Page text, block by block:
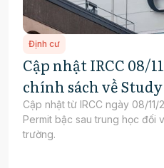
Định cư
Cập nhật IRCC 08/
chính sách về
Cập nhật từ IRCC ngày 08/
Permit bậc sau trung học đối
trường.